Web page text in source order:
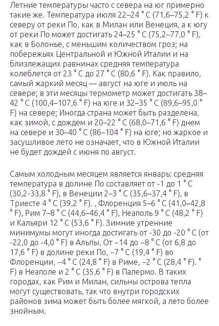
Летние температуры часто с севера на юг примерно
такие же. Температура июля 22–24 ° C (71,6–75,2 ° F) к
северу от реки По, как в Милан или Венеция, а к югу
от реки По может достигать 24–25 ° C (75,2–77,0 ° F),
как в Болонье, с меньшим количеством гроз; на
побережьях Центральной и Южной Италии и на
близлежащих равнинах средняя температура
колеблется от 23 ° C до 27 ° C (80,6 ° F). Как правило,
самый жаркий месяц — август на юге и июль на
севере; в эти месяцы термометр может достигать 38–
42 ° C (100,4–107,6 ° F) на юге и 32–35 ° C (89,6–95,0 °
F) на севере; Иногда страна может быть разделена,
как зимой, с дождем и 20–22 ° C (68,0–71,6 ° F) днем ​​
на севере и 30–40 ° C (86–104 ° F) на юге; но жаркое и
засушливое лето не означает, что в Южной Италии
не будет дождей с июня по август.
Самым холодным месяцем является январь: средняя
температура в долине По составляет от -1 до 1 ° C
(30,2-33,8 ° F), в Венеции 2–3 ° C (35,6–37,4 ° F), в
Триесте 4 ° C (39,2 ° F). , Флоренция 5–6 ° C (41,0–42,8
° F), Рим 7–8 ° C (44,6–46,4 ° F), Неаполь 9 ° C (48,2 ° F)
и Кальяри 12 ° С (53,6 ° F). Зимние утренние
минимумы могут иногда достигать от -30 до -20 ° C (от
-22,0 до -4,0 ° F) в Альпы, От −14 до −8 ° C (от 6,8 до
17,6 ° F) в долине реки По, −7 ° C (19,4 ° F) во
Флоренции, −4 ° C (24,8 ° F) в Риме, −2 ° C (28,4 ° F). °
F) в Неаполе и 2 ° C (35,6 ° F) в Палермо. В таких
городах, как Рим и Милан, сильны острова тепла
могут существовать, так что внутри городских
районов зима может быть более мягкой, а лето более
знойным.